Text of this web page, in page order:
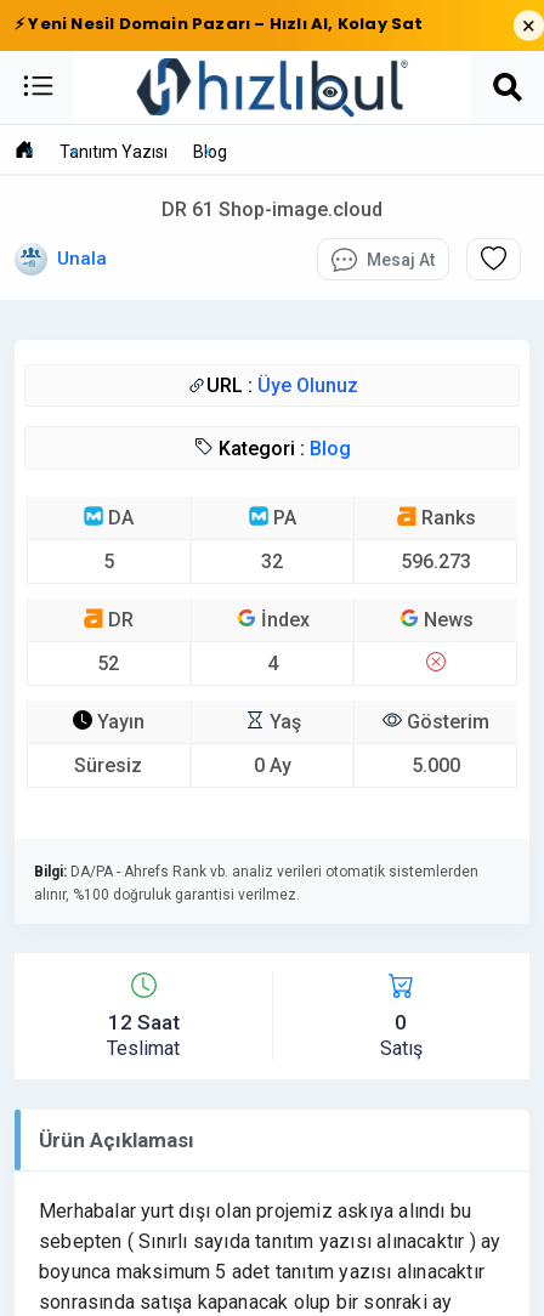
⚡ Yeni Nesil Domain Pazarı – Hızlı Al, Kolay Sat ×
Tanıtım Yazısı Blog
DR 61 Shop-image.cloud
Unala Mesaj At
URL : Üye Olunuz
Kategori : Blog
DA
5
PA
32
Ranks
596.273
DR
52
İndex
4
News
Yayın
Süresiz
Yaş
0 Ay
Gösterim
5.000
Bilgi: DA/PA - Ahrefs Rank vb. analiz verileri otomatik sistemlerden
alınır, %100 doğruluk garantisi verilmez.
12 Saat
Teslimat
0
Satış
Ürün Açıklaması
Merhabalar yurt dışı olan projemiz askıya alındı bu
sebepten ( Sınırlı sayıda tanıtım yazısı alınacaktır ) ay
boyunca maksimum 5 adet tanıtım yazısı alınacaktır
sonrasında satışa kapanacak olup bir sonraki ay